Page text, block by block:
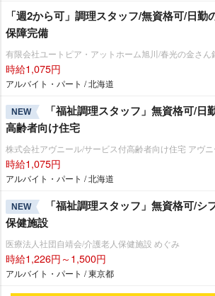
「週2から可」調理スタッフ/無資格可/日勤
保障完備
有限会社ユートピア・アットホーム旭川/春光の金さん
時給1,075円
アルバイト・パート / 北海道
NEW
「福祉調理スタッフ」無資格可/日
高齢者向け住宅
株式会社アヴニール/サービス付高齢者向け住宅 アヴ
時給1,075円
アルバイト・パート / 北海道
NEW
「福祉調理スタッフ」無資格可/シ
保健施設
医療法人社団自靖会/介護老人保健施設 めぐみ
時給1,226円～1,500円
アルバイト・パート / 東京都